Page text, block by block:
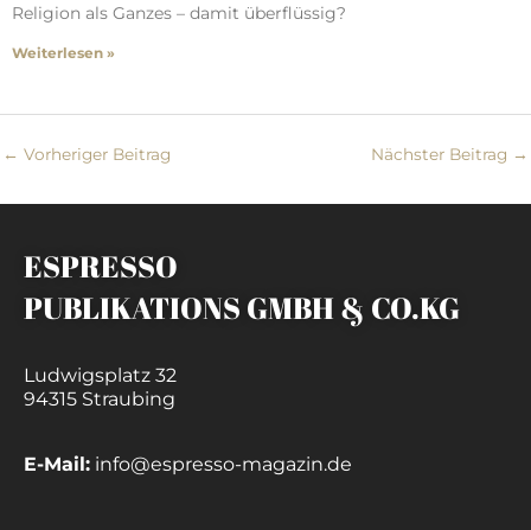
Religion als Ganzes – damit überflüssig?
Weiterlesen »
← Vorheriger Beitrag Nächster Beitrag →
ESPRESSO
PUBLIKATIONS GMBH & CO.KG
Ludwigsplatz 32
94315 Straubing
E-Mail: info@espresso-magazin.de